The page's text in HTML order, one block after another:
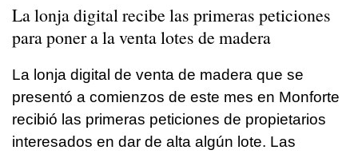
La lonja digital recibe las primeras peticiones
para poner a la venta lotes de madera
La lonja digital de venta de madera que se
presentó a comienzos de este mes en Monforte
recibió las primeras peticiones de propietarios
interesados en dar de alta algún lote. Las